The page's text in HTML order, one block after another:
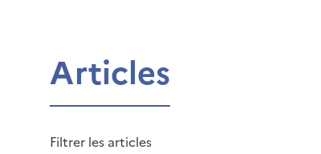
Articles
Filtrer les articles